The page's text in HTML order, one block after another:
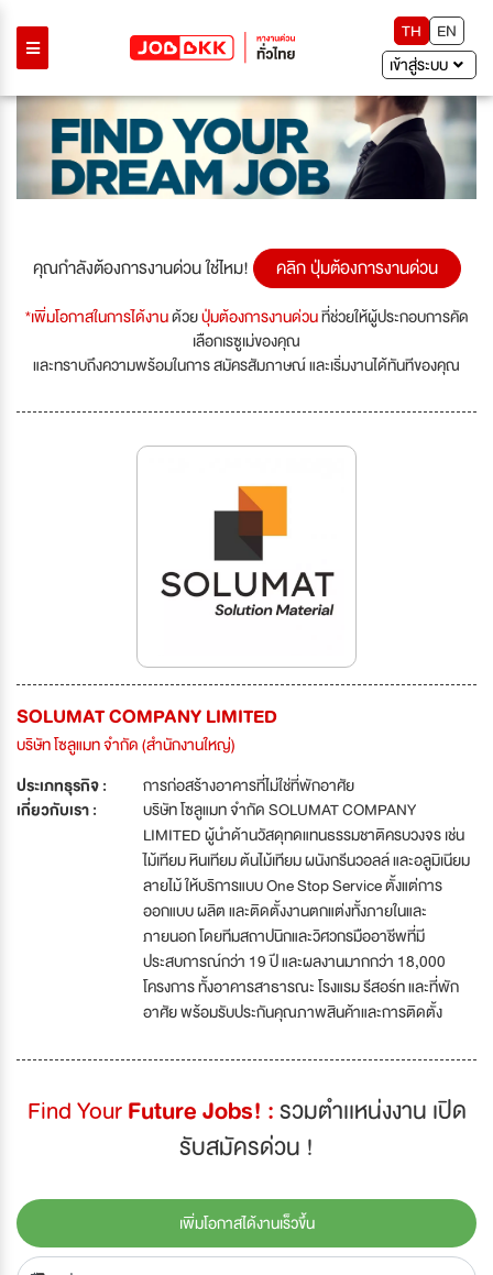
TH
EN
เข้าสู่ระบบ
คุณกำลังต้องการงานด่วน ใช่ไหม! คลิก ปุ่มต้องการงานด่วน
*เพิ่มโอกาสในการได้งานด้วยปุ่มต้องการงานด่วนที่ช่วยให้ผู้ประกอบการคัด
เลือกเรซูเม่ของคุณ
และทราบถึงความพร้อมในการ สมัครสัมภาษณ์ และเริ่มงานได้ทันทีของคุณ
SOLUMAT COMPANY LIMITED
บริษัท โซลูแมท จำกัด (สำนักงานใหญ่)
ประเภทธุรกิจ :
การก่อสร้างอาคารที่ไม่ใช่ที่พักอาศัย
เกี่ยวกับเรา :
บริษัท โซลูแมท จำกัด SOLUMAT COMPANY
LIMITED ผู้นำด้านวัสดุทดแทนธรรมชาติครบวงจร เช่น
ไม้เทียม หินเทียม ต้นไม้เทียม ผนังกรีนวอลล์ และอลูมิเนียม
ลายไม้ ให้บริการแบบ One Stop Service ตั้งแต่การ
ออกแบบ ผลิต และติดตั้งงานตกแต่งทั้งภายในและ
ภายนอก โดยทีมสถาปนิกและวิศวกรมืออาชีพที่มี
ประสบการณ์กว่า 19 ปี และผลงานมากกว่า 18,000
โครงการ ทั้งอาคารสาธารณะ โรงแรม รีสอร์ท และที่พัก
อาศัย พร้อมรับประกันคุณภาพสินค้าและการติดตั้ง
Find YourFuture Jobs! :รวมตำเเหน่งงาน เปิด
รับสมัครด่วน !
เพิ่มโอกาสได้งานเร็วขึ้น